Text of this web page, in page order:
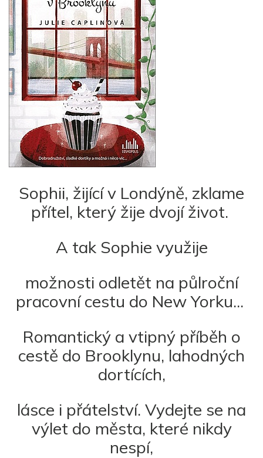
Sophii, žijící v Londýně, zklame
přítel, který žije dvojí život.
A tak Sophie využije
možnosti odletět na půlroční
pracovní cestu do New Yorku...
Romantický a vtipný příběh o
cestě do Brooklynu, lahodných
dortících,
lásce i přátelství. Vydejte se na
výlet do města, které nikdy
nespí,